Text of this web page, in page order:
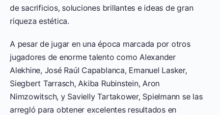
de sacrificios, soluciones brillantes e ideas de gran
riqueza estética.
A pesar de jugar en una época marcada por otros
jugadores de enorme talento como Alexander
Alekhine, José Raúl Capablanca, Emanuel Lasker,
Siegbert Tarrasch, Akiba Rubinstein, Aron
Nimzowitsch, y Savielly Tartakower, Spielmann se las
arregló para obtener excelentes resultados en